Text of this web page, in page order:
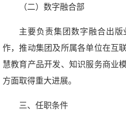
（二）数字融合部
主要负责集团数字融合出
作，推动集团及所属各单位在互
慧教育产品开发、知识服务商业
方面取得重大进展。
三、任职条件